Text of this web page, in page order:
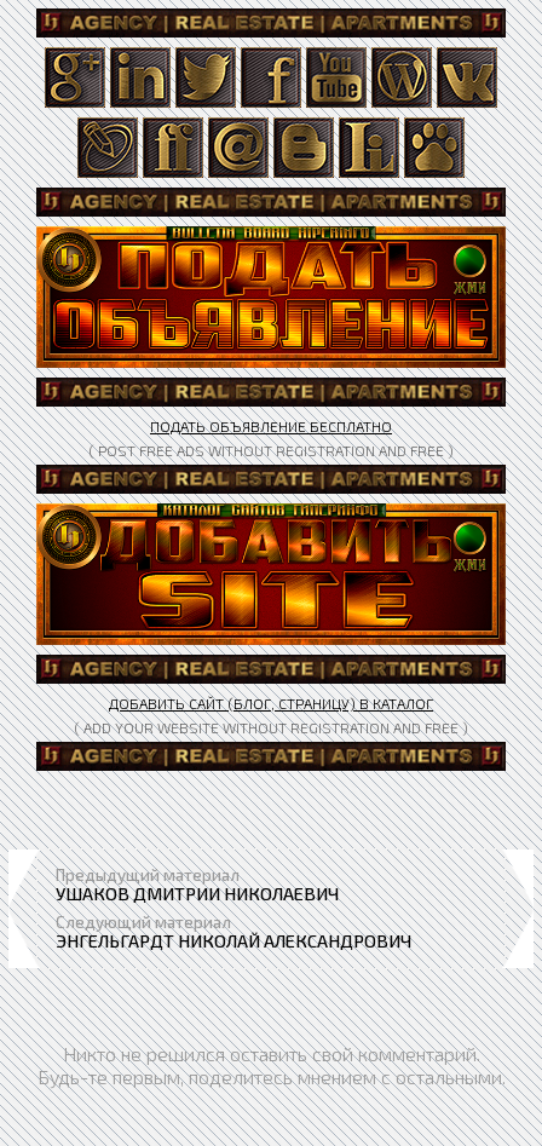
ПОДАТЬ ОБЪЯВЛЕНИЕ БЕСПЛАТНО
( POST FREE ADS WITHOUT REGISTRATION AND FREE )
ДОБАВИТЬ САЙТ (БЛОГ, СТРАНИЦУ) В КАТАЛОГ
( ADD YOUR WEBSITE WITHOUT REGISTRATION AND FREE )
Предыдущий материал
УШАКОВ ДМИТРИИ НИКОЛАЕВИЧ
Следующий материал
ЭНГЕЛЬГАРДТ НИКОЛАЙ АЛЕКСАНДРОВИЧ
Никто не решился оставить свой комментарий.
Будь-те первым, поделитесь мнением с остальными.